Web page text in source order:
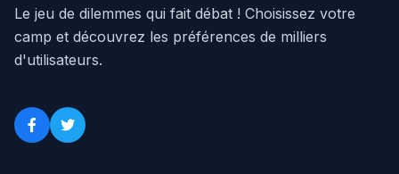
Le jeu de dilemmes qui fait débat ! Choisissez votre
camp et découvrez les préférences de milliers
d'utilisateurs.